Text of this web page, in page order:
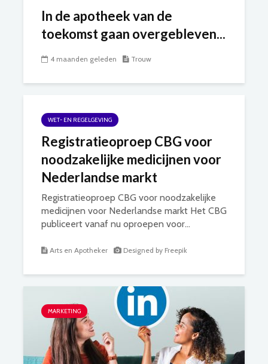
In de apotheek van de
toekomst gaan overgebleven...
4 maanden geleden Trouw
WET- EN REGELGEVING
Registratieoproep CBG voor
noodzakelijke medicijnen voor
Nederlandse markt
Registratieoproep CBG voor noodzakelijke
medicijnen voor Nederlandse markt Het CBG
publiceert vanaf nu oproepen voor...
Arts en Apotheker Designed by Freepik
MARKETING